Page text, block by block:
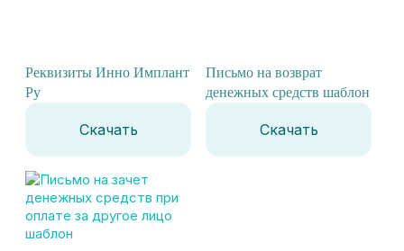
Реквизиты Инно Имплант
Ру
Скачать
Письмо на возврат
денежных средств шаблон
Скачать